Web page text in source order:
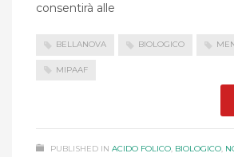
consentirà alle
BELLANOVA BIOLOGICO
MIPAAF
PUBLISHED IN ACIDO FOLICO, BIOLOGICO,